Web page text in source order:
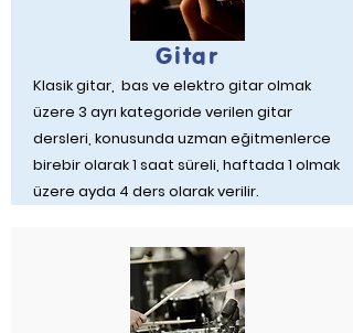
Gitar
Klasik gitar, bas ve elektro gitar olmak
üzere 3 ayrı kategoride verilen gitar
dersleri, konusunda uzman eğitmenlerce
birebir olarak 1 saat süreli, haftada 1 olmak
üzere ayda 4 ders olarak verilir.